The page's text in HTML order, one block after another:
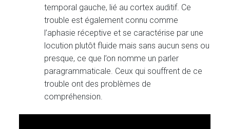
temporal gauche, lié au cortex auditif. Ce
trouble est également connu comme
l’aphasie réceptive et se caractérise par une
locution plutôt fluide mais sans aucun sens ou
presque, ce que l’on nomme un parler
paragrammaticale. Ceux qui souffrent de ce
trouble ont des problèmes de
compréhension.